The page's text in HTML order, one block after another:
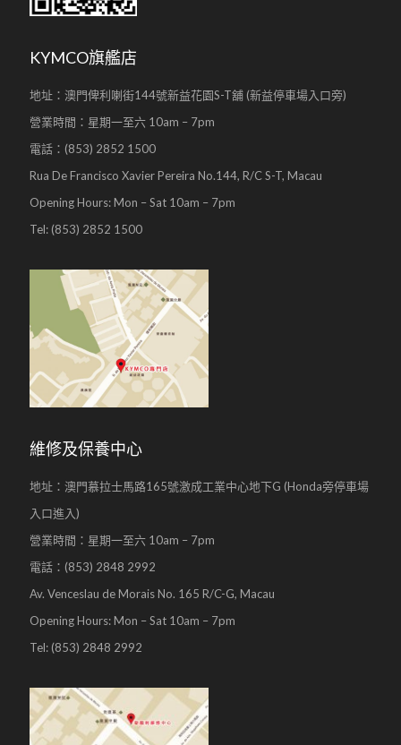
KYMCO旗艦店
地址：澳門俾利喇街144號新益花園S-T舖 (新益停車場入口旁)
營業時間：星期一至六 10am – 7pm
電話：(853) 2852 1500
Rua De Francisco Xavier Pereira No.144, R/C S-T, Macau
Opening Hours: Mon – Sat 10am – 7pm
Tel: (853) 2852 1500
維修及保養中心
地址：澳門慕拉士馬路165號激成工業中心地下G (Honda旁停車場
入口進入)
營業時間：星期一至六 10am – 7pm
電話：(853) 2848 2992
Av. Venceslau de Morais No. 165 R/C-G, Macau
Opening Hours: Mon – Sat 10am – 7pm
Tel: (853) 2848 2992